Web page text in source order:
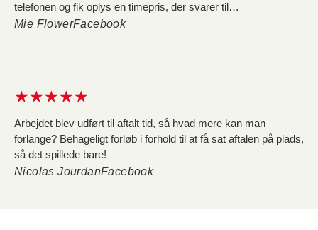
telefonen og fik oplys en timepris, der svarer til
konkurrenternes, så løb regningen op i 4236 kr. Dels fordi de
vide, at de vil undersøge det og ringe tilbage, hvilket de ikke
Mie FlowerFacebook
★★★★★
Arbejdet blev udført til aftalt tid, så hvad mere kan man
forlange? Behageligt forløb i forhold til at få sat aftalen på plads,
så det spillede bare!
Nicolas JourdanFacebook